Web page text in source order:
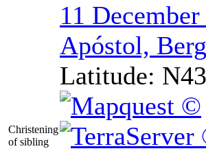
Christening
of sibling
11
Apóstol,
Latitude: